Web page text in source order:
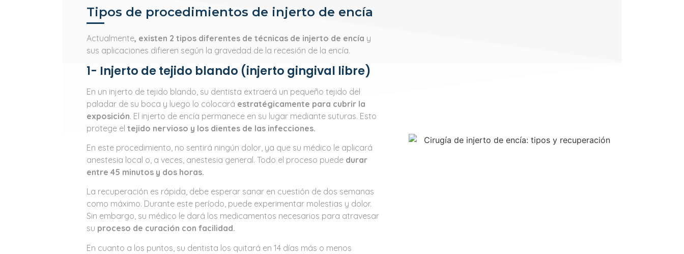
Tipos de procedimientos de injerto de encía
Actualmente, existen 2 tipos diferentes de técnicas de injerto de encía y
sus aplicaciones difieren según la gravedad de la recesión de la encía.
1- Injerto de tejido blando (injerto gingival libre)
En un injerto de tejido blando, su dentista extraerá un pequeño tejido del
paladar de su boca y luego lo colocará estratégicamente para cubrir la
exposición. El injerto de encía permanece en su lugar mediante suturas. Esto
protege el tejido nervioso y los dientes de las infecciones.
En este procedimiento, no sentirá ningún dolor, ya que su médico le aplicará
anestesia local o, a veces, anestesia general. Todo el proceso puede durar
entre 45 minutos y dos horas.
La recuperación es rápida, debe esperar sanar en cuestión de dos semanas
como máximo. Durante este período, puede experimentar molestias y dolor.
Sin embargo, su médico le dará los medicamentos necesarios para atravesar
su proceso de curación con facilidad.
En cuanto a los puntos, su dentista los quitará en 14 días más o menos